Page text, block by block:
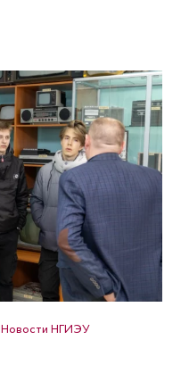
Новости НГИЭУ